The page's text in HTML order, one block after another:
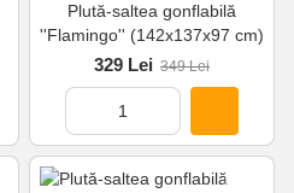
Plută-saltea gonflabilă
''Flamingo'' (142x137x97 cm)
329 Lei 349 Lei